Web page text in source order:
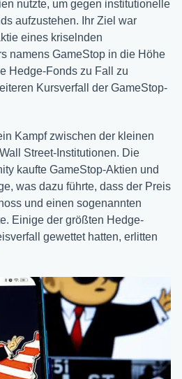
nutzte, um gegen institutionelle
aufzustehen. Ihr Ziel war
eines kriselnden
namens GameStop in die Höhe
Hedge-Fonds zu Fall zu
Kursverfall der GameStop-
Kampf zwischen der kleinen
Street-Institutionen. Die
kaufte GameStop-Aktien und
was dazu führte, dass der Preis
und einen sogenannten
Einige der größten Hedge-
gewettet hatten, erlitten